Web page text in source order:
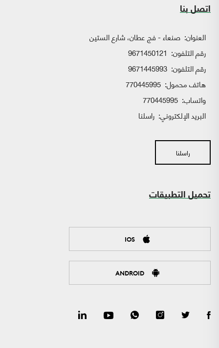
اتصل بنا
العنوان: صنعاء - فج عطان، شارع الستين
رقم التلفون: 9671450121
رقم التلفون: 9671445993
هاتف محمول: 770445995
واتساب:
البريد الإلكتروني: راسلنا
راسلنا
تحميل التطبيقات
IOS
ANDROID